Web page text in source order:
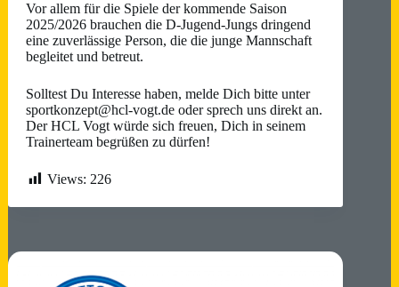
Vor allem für die Spiele der kommende Saison
2025/2026 brauchen die D-Jugend-Jungs dringend
eine zuverlässige Person, die die junge Mannschaft
begleitet und betreut.
Solltest Du Interesse haben, melde Dich bitte unter
sportkonzept@hcl-vogt.de oder sprech uns direkt an.
Der HCL Vogt würde sich freuen, Dich in seinem
Trainerteam begrüßen zu dürfen!
Views: 226